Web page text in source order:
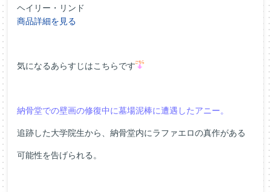
ヘイリー・リンド
商品詳細を見る
気になるあらすじはこちらです
納骨堂での壁画の修復中に墓場泥棒に遭遇したアニー。
追跡した大学院生から、納骨堂内にラファエロの真作がある
可能性を告げられる。